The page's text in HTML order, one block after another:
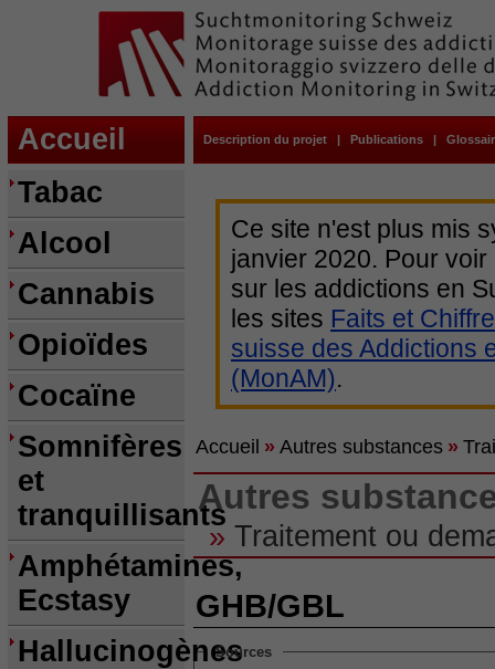
Accueil Description du projet | Publications |
Tabac
Alcool
Cannabis
Opioïdes
Cocaïne
Somnifères
et
tranquillisants
Amphétamines,
Ecstasy
Hallucinogènes
Ce site n'est plus mis
janvier 2020. Pour
sur les addictions en
les sites Faits et
suisse des Addictions
(MonAM).
Accueil » Autres substances »
Autres
» Traitement ou
GHB/GBL
Sources